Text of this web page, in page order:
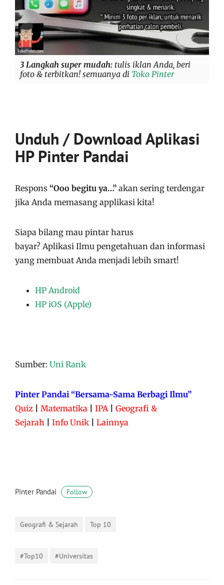
3 Langkah super mudah: tulis iklan Anda, beri
foto & terbitkan! semuanya di Toko Pinter
Unduh / Download Aplikasi
HP Pinter Pandai
Respons “Ooo begitu ya…” akan sering terdengar
jika Anda memasang applikasi kita!
Siapa bilang mau pintar harus
bayar? Aplikasi Ilmu pengetahuan dan informasi
yang membuat Anda menjadi lebih smart!
HP Android
HP iOS (Apple)
Sumber: Uni Rank
Pinter Pandai “Bersama-Sama Berbagi Ilmu”
Quiz
Matematika IPA| Geografi &
Sejarah
Info Unik Lainnya
Pinter Pandai Follow
Geografi & Sejarah Top 10
#Top10 #Universitas